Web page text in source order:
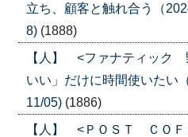
立ち、顧客と触れ合う（
8) (1888)
【人】 <ファナティック
いい」だけに時間使いたい
11/05) (1886)
【人】 <ＰＯＳＴ ＣＯ